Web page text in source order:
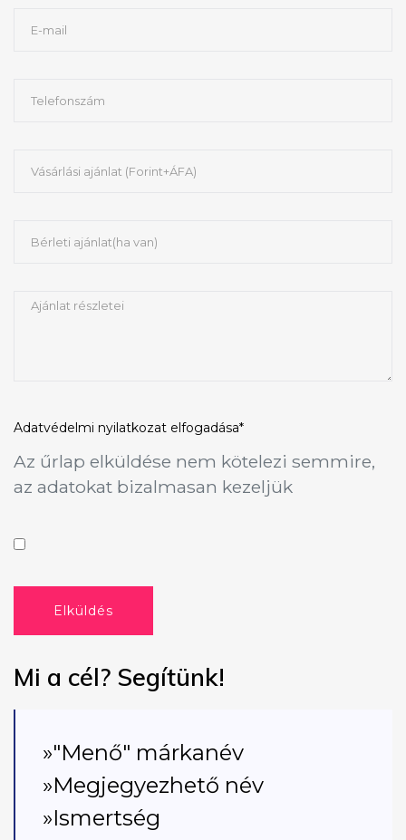
Adatvédelmi nyilatkozat elfogadása*
Az űrlap elküldése nem kötelezi semmire,
az adatokat bizalmasan kezeljük
Elküldés
Mi a cél? Segítünk!
»"Menő" márkanév
»Megjegyezhető név
»Ismertség